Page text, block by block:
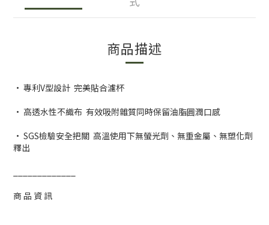
商品描述
· 專利V型設計 完美貼合濾杯
· 高透水性不織布 有效吸附雜質同時保留油脂圓潤口感
· SGS檢驗安全把關 高溫使用下無螢光劑、無重金屬、無塑化劑
釋出
商 品 資 訊